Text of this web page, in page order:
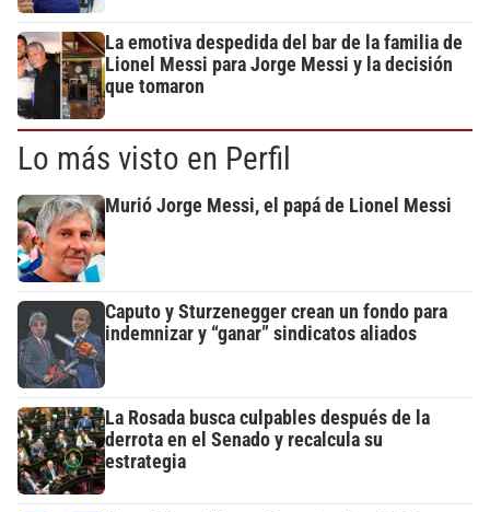
La emotiva despedida del bar de la familia de
Lionel Messi para Jorge Messi y la decisión
que tomaron
Lo más visto en Perfil
Murió Jorge Messi, el papá de Lionel Messi
Caputo y Sturzenegger crean un fondo para
indemnizar y “ganar” sindicatos aliados
La Rosada busca culpables después de la
derrota en el Senado y recalcula su
estrategia